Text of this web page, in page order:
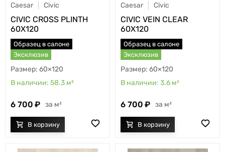
Caesar Civic
CIVIC CROSS PLINTH
60X120
Образец в салоне
Эксклюзив
60×120
58.3 м²
6 700 м²
Caesar Civic
CIVIC VEIN CLEAR
60X120
Образец в салоне
Эксклюзив
60×120
3.6 м²
6 700 м²